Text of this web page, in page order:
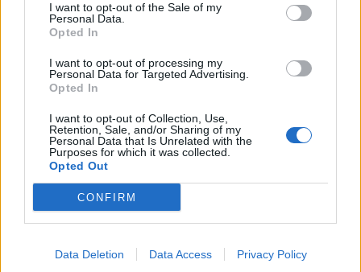
I want to opt-out of the Sale of my
Personal Data.
Opted In
I want to opt-out of processing my
Personal Data for Targeted Advertising.
Opted In
I want to opt-out of Collection, Use,
Retention, Sale, and/or Sharing of my
Personal Data that Is Unrelated with the
Purposes for which it was collected.
Opted Out
CONFIRM
Data Deletion Data Access Privacy Policy